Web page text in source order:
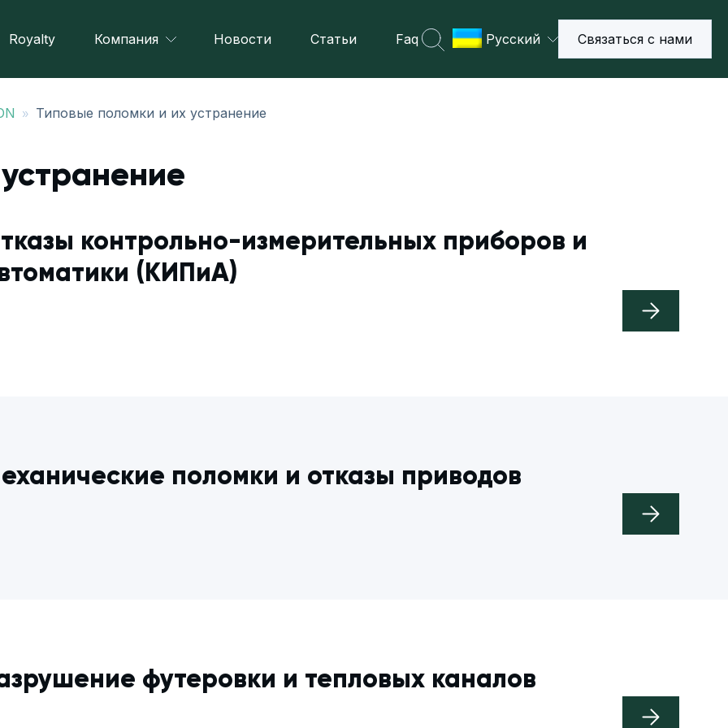
Royalty Компания Новости Статьи Faq Русский Связаться с нами
» Типовые поломки и их устранение
контрольно-измерительных приборов и
(КИПиА)
поломки и отказы приводов
футеровки и тепловых каналов